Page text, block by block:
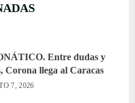
Entre dudas y
Corona llega al Caracas
7, 2026